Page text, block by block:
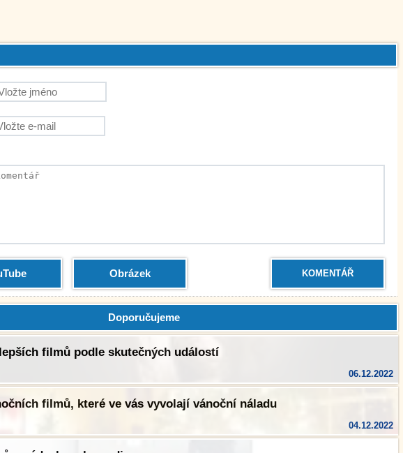
Obrázek KOMENTÁŘ
Doporučujeme
filmů podle skutečných událostí
06.12.2022
filmů, které ve vás vyvolají vánoční náladu
04.12.2022